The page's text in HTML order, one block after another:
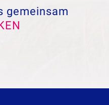
gemeinsam